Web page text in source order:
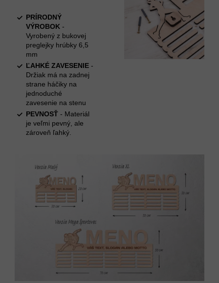
PRÍRODNÝ
VÝROBOK -
Vyrobený z bukovej
preglejky hrúbky 6,5
mm
ĽAHKÉ ZAVESENIE -
Držiak má na zadnej
strane háčiky na
jednoduché
zavesenie na stenu
PEVNOSŤ - Materiál
je veľmi pevný, ale
zároveň ľahký.